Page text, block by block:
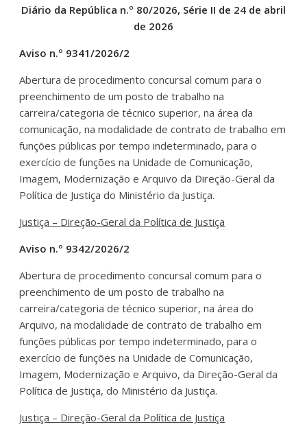
Diário da República n.º 80/2026, Série II de 24 de abril
de 2026
Aviso n.º 9341/2026/2
Abertura de procedimento concursal comum para o
preenchimento de um posto de trabalho na
carreira/categoria de técnico superior, na área da
comunicação, na modalidade de contrato de trabalho em
funções públicas por tempo indeterminado, para o
exercício de funções na Unidade de Comunicação,
Imagem, Modernização e Arquivo da Direção-Geral da
Política de Justiça do Ministério da Justiça.
Justiça – Direção-Geral da Política de Justiça
Aviso n.º 9342/2026/2
Abertura de procedimento concursal comum para o
preenchimento de um posto de trabalho na
carreira/categoria de técnico superior, na área do
Arquivo, na modalidade de contrato de trabalho em
funções públicas por tempo indeterminado, para o
exercício de funções na Unidade de Comunicação,
Imagem, Modernização e Arquivo, da Direção-Geral da
Política de Justiça, do Ministério da Justiça.
Justiça – Direção-Geral da Política de Justiça